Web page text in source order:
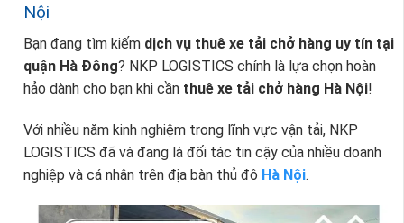
Nội
Bạn đang tìm kiếm dịch vụ thuê xe tải chở hàng uy tín tại
quận Hà Đông? NKP LOGISTICS chính là lựa chọn hoàn
hảo dành cho bạn khi cần thuê xe tải chở hàng Hà Nội!
Với nhiều năm kinh nghiệm trong lĩnh vực vận tải, NKP
LOGISTICS đã và đang là đối tác tin cậy của nhiều doanh
nghiệp và cá nhân trên địa bàn thủ đô Hà Nội.